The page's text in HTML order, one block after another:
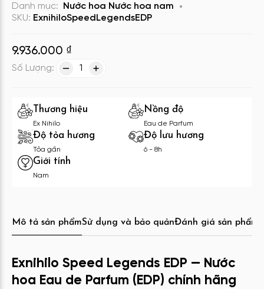
Danh mục: Nước hoa Nước hoa nam
SKU: ExnihiloSpeedLegendsEDP
9.936.000 ₫
Số Lượng: 1
Thương hiệu
Ex Nihilo
Nồng độ
Eau de Parfum
Độ tỏa hương
Tỏa gần
Độ lưu hương
6 - 8h
Giới tính
Nam
Mô tả sản phẩmSử dụng và bảo quảnĐánh giá sản phẩm
Exnihilo Speed Legends EDP — Nước
hoa Eau de Parfum (EDP) chính hãng